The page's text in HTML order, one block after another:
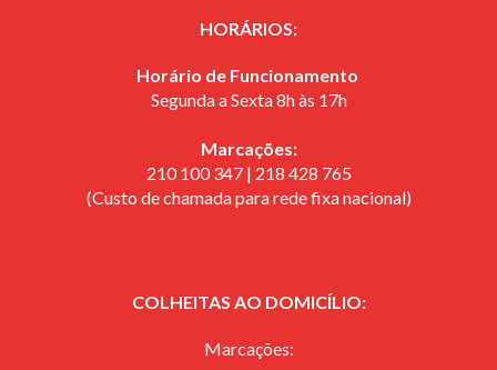
HORÁRIOS:
Horário de Funcionamento
Segunda a Sexta 8h às 17h
Marcações:
210 100 347 | 218 428 765
(Custo de chamada para rede fixa nacional)
COLHEITAS AO DOMICÍLIO:
Marcações: